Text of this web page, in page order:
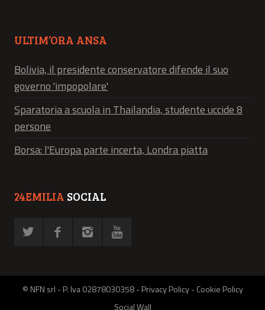
ULTIM’ORA ANSA
Bolivia, il presidente conservatore difende il suo
governo 'impopolare'
Sparatoria a scuola in Thailandia, studente uccide 8
persone
Borsa: l'Europa parte incerta, Londra piatta
24EMILIA SOCIAL
© NFN srl - P. Iva 02878030358 -Privacy Policy-Cookie Policy
Social Wall